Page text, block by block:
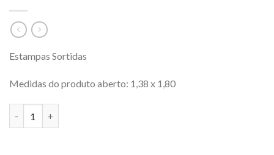
Estampas Sortidas
Medidas do produto aberto: 1,38 x 1,80